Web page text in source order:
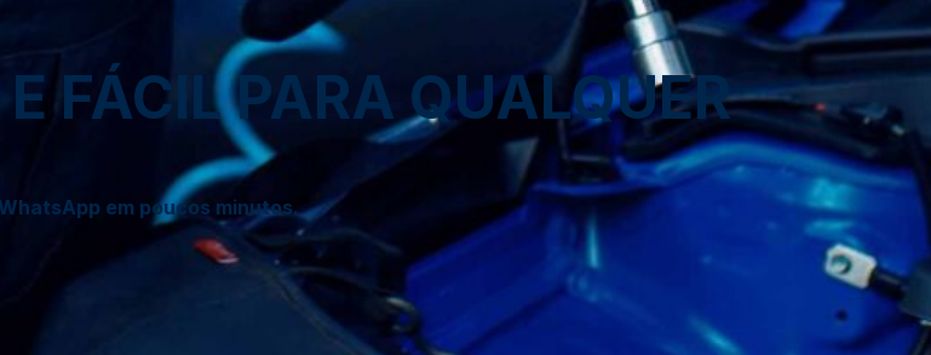
FÁCIL PARA QUALQUER
em poucos minutos.